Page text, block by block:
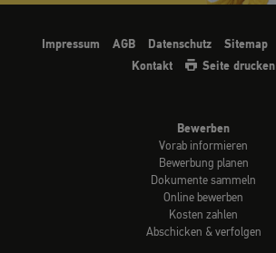
Impressum AGB Datenschutz Sitemap
Kontakt
Seite drucken
Bewerben
Vorab informieren
Bewerbung planen
Dokumente sammeln
Online bewerben
Kosten zahlen
Abschicken & verfolgen